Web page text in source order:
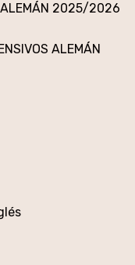
ALEMÁN 2025/2026
ALEMÁN